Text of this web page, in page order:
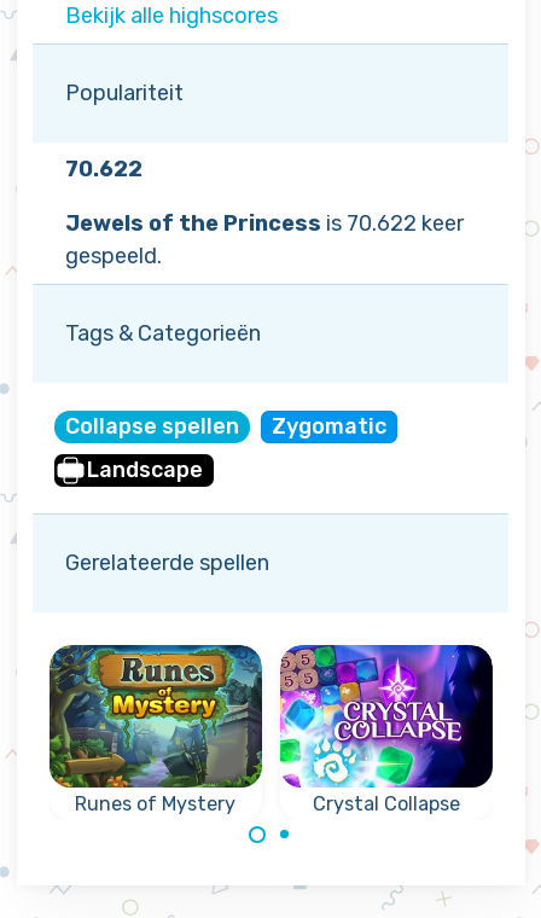
Bekijk alle highscores
Populariteit
70.622
Jewels of the Princess is 70.622 keer
gespeeld.
Tags & Categorieën
Collapse spellen
Zygomatic
Landscape
Gerelateerde spellen
Runes of Mystery
collapse spel met
Crystal Collapse
kristallen en laat